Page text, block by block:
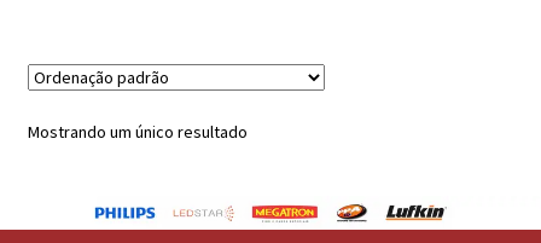
Mostrando um único resultado